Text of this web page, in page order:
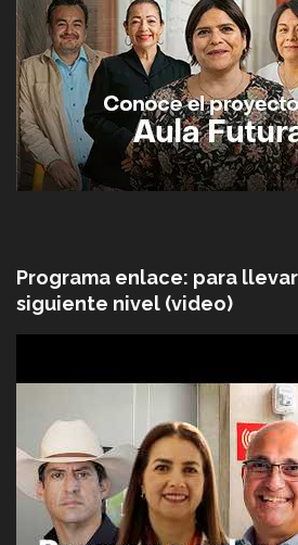
Programa enlace: para
siguiente nivel (video)